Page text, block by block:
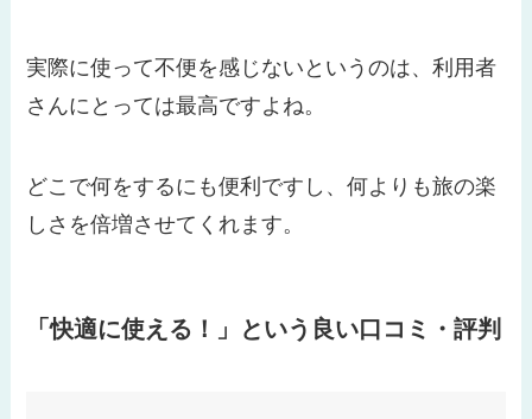
実際に使って不便を感じないというのは、利用者
さんにとっては最高ですよね。
どこで何をするにも便利ですし、何よりも旅の楽
しさを倍増させてくれます。
「快適に使える！」という良い口コミ・評判